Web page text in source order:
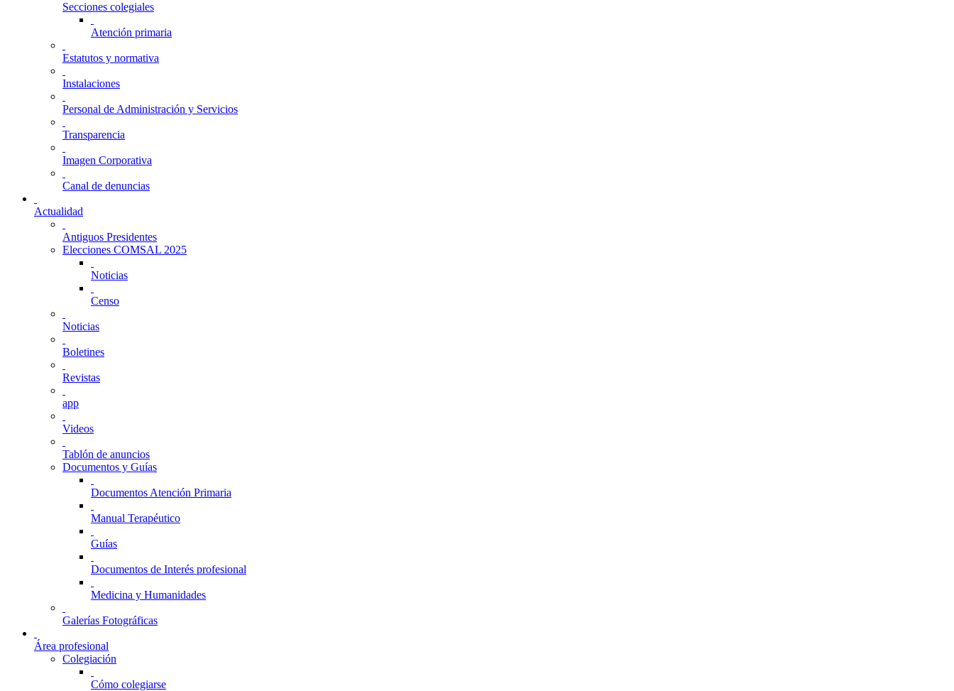
Secciones colegiales
Atención primaria
Estatutos y normativa
Instalaciones
Personal de Administración y Servicios
Transparencia
Imagen Corporativa
Canal de denuncias
Actualidad
Antiguos Presidentes
Elecciones COMSAL 2025
Noticias
Censo
Noticias
Boletines
Revistas
app
Videos
Tablón de anuncios
Documentos y Guías
Documentos Atención Primaria
Manual Terapéutico
Guías
Documentos de Interés profesional
Medicina y Humanidades
Galerías Fotográficas
Área profesional
Colegiación
Cómo colegiarse